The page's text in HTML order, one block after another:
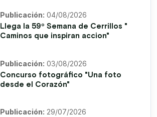
Publicación: 04/08/2026
Llega la 59º Semana de Cerrillos "
Caminos que inspiran accion"
Publicación: 03/08/2026
Concurso fotográfico "Una foto
desde el Corazón"
Publicación: 29/07/2026